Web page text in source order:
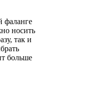
фаланге
носить
так и
больше